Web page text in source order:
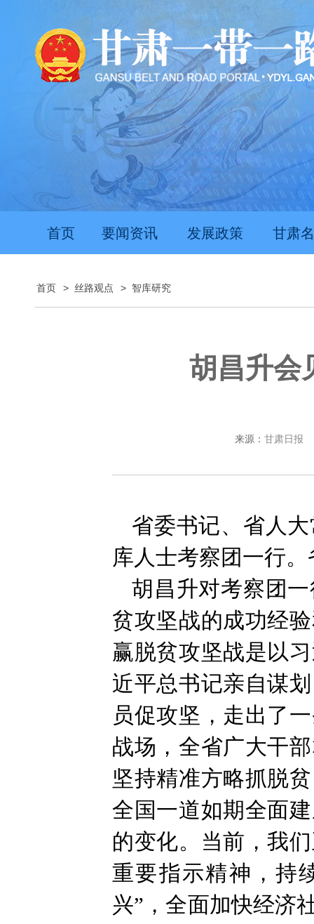
首页 要闻资讯 发展政策 甘肃
首页 > 丝路观点 > 智库研究
胡昌升会
来源： 甘肃日报
省委书记、省人
库人士考察团一行
胡昌升对考察团
贫攻坚战的成功经
赢脱贫攻坚战是以
近平总书记亲自谋
员促攻坚，走出了
战场，全省广大干
坚持精准方略抓脱
全国一道如期全面
的变化。当前，我
重要指示精神，持
兴”，全面加快经济